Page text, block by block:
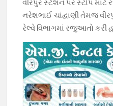
o
k
p
p
m
વીરપુર સ્ટેશન પર સ્ટોપ માટે
નરેશભાઈ ચાંદ્વાણી તેમજ
રેલ્વે વિભાગમાં રજુઆતો કરી